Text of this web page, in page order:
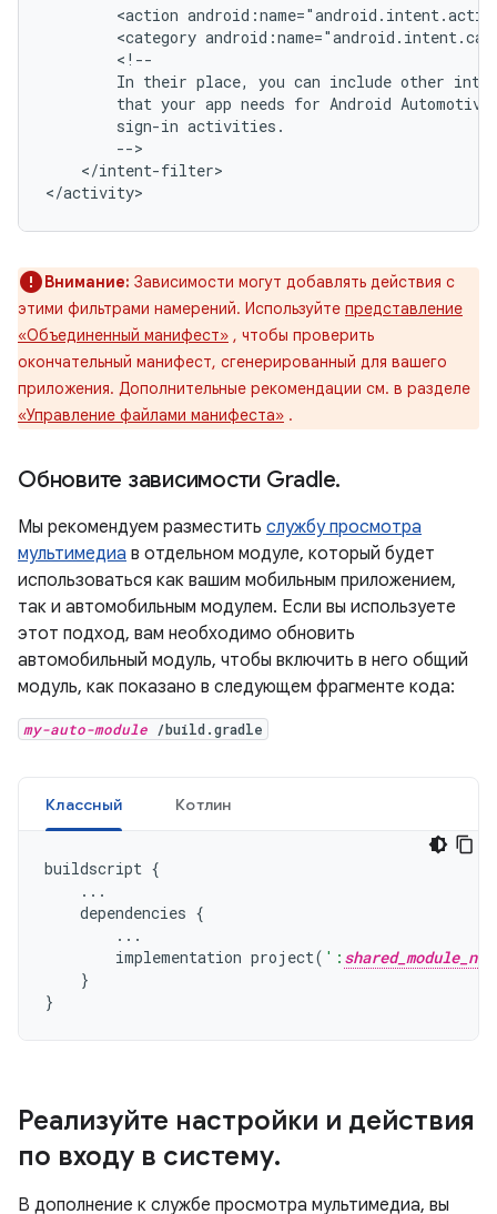
<action
<category
In their place, you can include other
that your app needs for Android Automotive
sign-in
</intent-filter>
Внимание: Зависимости могут добавлять действия с
этими фильтрами намерений. Используйте представление
«Объединенный манифест» , чтобы проверить
окончательный манифест, сгенерированный для вашего
приложения. Дополнительные рекомендации см. в разделе
«Управление файлами манифеста» .
Обновите зависимости Gradle.
Мы рекомендуем разместить службу просмотра
мультимедиа в отдельном модуле, который будет
использоваться как вашим мобильным приложением,
так и автомобильным модулем. Если вы используете
этот подход, вам необходимо обновить
автомобильный модуль, чтобы включить в него общий
модуль, как показано в следующем фрагменте кода:
my-auto-module /build.gradle
Классный Котлин
buildscript {
...
dependencies {
...
implementation project( ':
}
}
Реализуйте настройки и действия
по входу в систему.
В дополнение к службе просмотра мультимедиа, вы